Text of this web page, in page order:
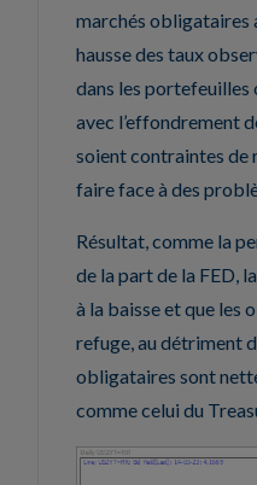
marchés obligataires
hausse des taux
dans les
avec l’effondrement
soient contraintes de
faire face à des
Résultat, comme la
de la part de la FED,
à la baisse et que les
refuge, au détriment
obligataires sont
comme celui du